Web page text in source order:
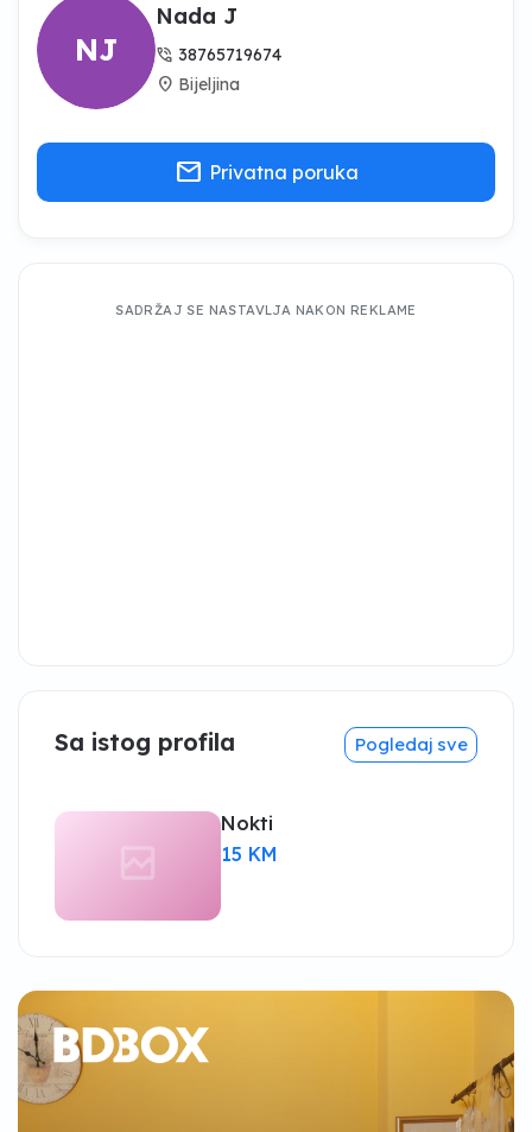
NJ
Nada J
phone_in_talk 38765719674
location_on Bijeljina
mail Privatna poruka
SADRŽAJ SE NASTAVLJA NAKON REKLAME
Sa istog profila Pogledaj sve
Nokti
15 KM